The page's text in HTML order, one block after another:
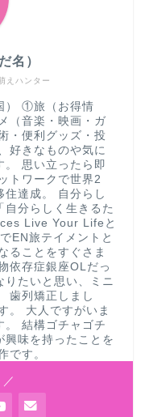
えハンター
名）
） ①旅（お得情
（音楽・映画・ガ
・便利グッズ・投
好きなものや気に
。 思い立ったら即
トワークで世界2
住達成。 自分らし
自分らしく生きるた
Live Your Lifeと
EN旅テイメントと
ることをすぐさま
依存症銀座OLだっ
りたいと思い、ミニ
歯列矯正しまし
。 大人ですがいま
。 結構ゴチャゴチ
興味を持ったことを
です。